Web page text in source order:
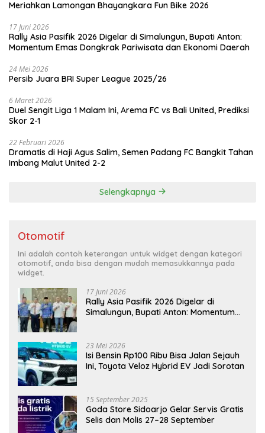
Meriahkan Lamongan Bhayangkara Fun Bike 2026
17 Juni 2026
Rally Asia Pasifik 2026 Digelar di Simalungun, Bupati Anton:
Momentum Emas Dongkrak Pariwisata dan Ekonomi Daerah
24 Mei 2026
Persib Juara BRI Super League 2025/26
6 Maret 2026
Duel Sengit Liga 1 Malam Ini, Arema FC vs Bali United, Prediksi
Skor 2-1
22 Februari 2026
Dramatis di Haji Agus Salim, Semen Padang FC Bangkit Tahan
Imbang Malut United 2-2
Selengkapnya
Otomotif
Ini adalah contoh keterangan untuk widget dengan kategori
otomotif, anda bisa dengan mudah memasukkannya pada
widget.
17 Juni 2026
Rally Asia Pasifik 2026 Digelar di
Simalungun, Bupati Anton: Momentum
23 Mei 2026
Isi Bensin Rp100 Ribu Bisa Jalan Sejauh
Ini, Toyota Veloz Hybrid EV Jadi Sorotan
15 September 2025
Goda Store Sidoarjo Gelar Servis Gratis
Selis dan Molis 27–28 September